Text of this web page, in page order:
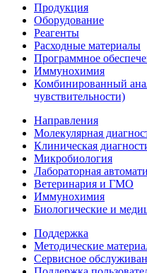
Продукция
Оборудование
Реагенты
Расходные материалы
Программное
Иммунохимия
Комбинированный
чувствительности)
Направления
Молекулярная
Клиническая
Микробиология
Лабораторная
Ветеринария и ГМО
Иммунохимия
Биологические и
Поддержка
Методические
Сервисное